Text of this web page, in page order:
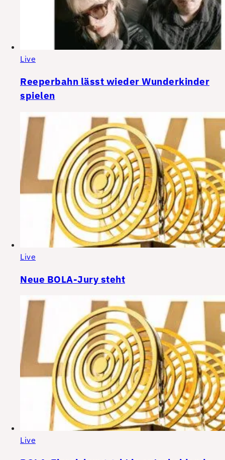
Live
Reeperbahn lässt wieder Wunderkinder
spielen
Live
Neue BOLA-Jury steht
Live